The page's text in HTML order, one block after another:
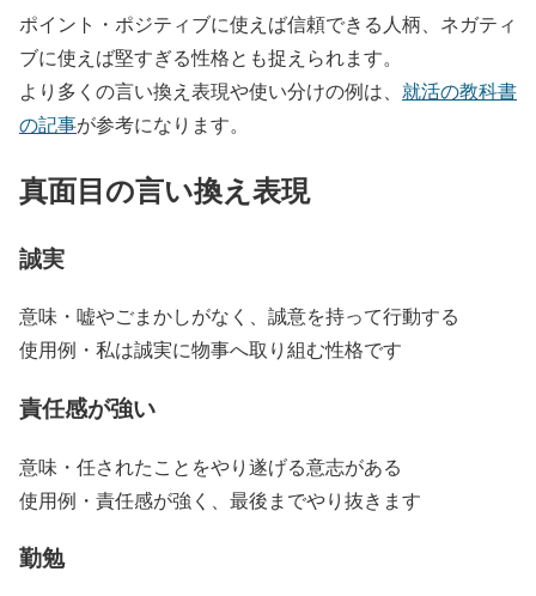
ポイント・ポジティブに使えば信頼できる人柄、ネガティ
ブに使えば堅すぎる性格とも捉えられます。
より多くの言い換え表現や使い分けの例は、 就活の教科書
の記事が参考になります。
真面目の言い換え表現
誠実
意味・嘘やごまかしがなく、誠意を持って行動する
使用例・私は誠実に物事へ取り組む性格です
責任感が強い
意味・任されたことをやり遂げる意志がある
使用例・責任感が強く、最後までやり抜きます
勤勉